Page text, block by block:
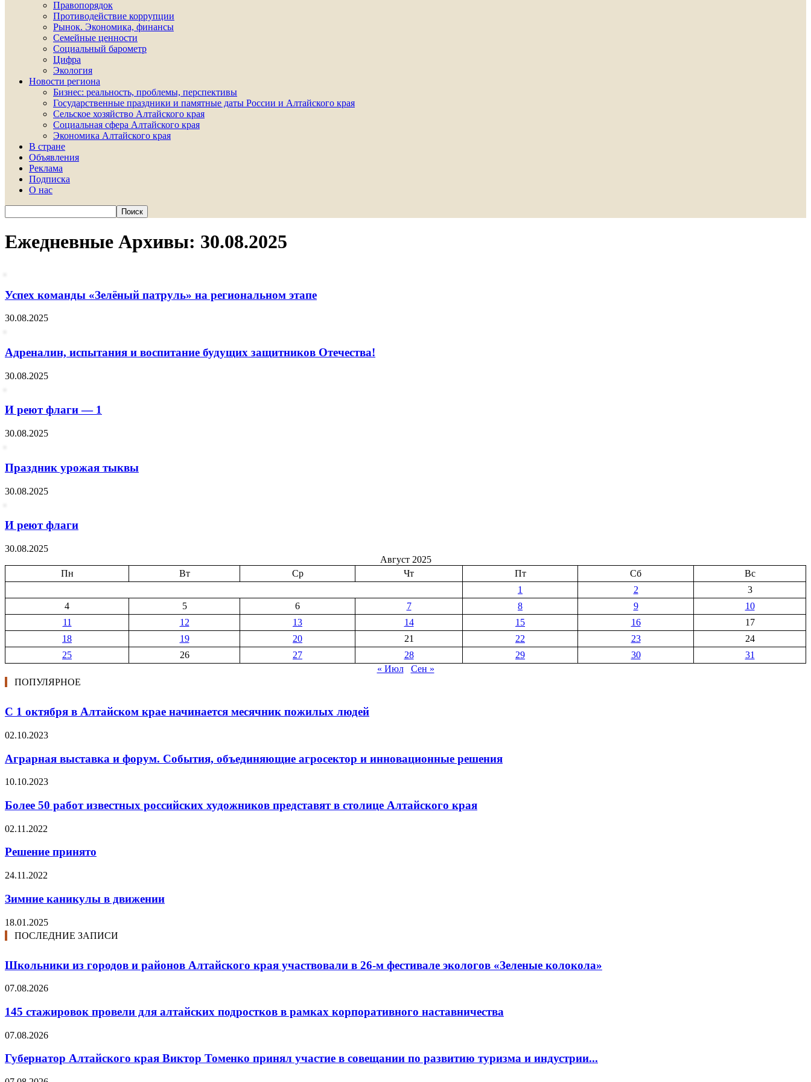
Правопорядок
Противодействие коррупции
Рынок. Экономика, финансы
Семейные ценности
Социальный барометр
Цифра
Экология
Новости региона
Бизнес: реальность, проблемы, перспективы
Государственные праздники и памятные даты России и Алтайского края
Сельское хозяйство Алтайского края
Социальная сфера Алтайского края
Экономика Алтайского края
В стране
Объявления
Реклама
Подписка
О нас
Ежедневные Архивы: 30.08.2025
Успех команды «Зелёный патруль» на региональном этапе
30.08.2025
Адреналин, испытания и воспитание будущих защитников Отечества!
30.08.2025
И реют флаги — 1
30.08.2025
Праздник урожая тыквы
30.08.2025
И реют флаги
30.08.2025
Август 2025
Пн
Вт Ср Чт Пт Сб
Вс
1
2
3
4
5 6 7 8 9
10
11
12 13 14 15 16
17
18
19 20 21 22 23
24
25
26 27 28 29 30
31
« Июл
Сен »
ПОПУЛЯРНОЕ
С 1 октября в Алтайском крае начинается месячник пожилых людей
02.10.2023
Аграрная выставка и форум. События, объединяющие агросектор и инновационные решения
10.10.2023
Более 50 работ известных российских художников представят в столице Алтайского края
02.11.2022
Решение принято
24.11.2022
Зимние каникулы в движении
18.01.2025
ПОСЛЕДНИЕ ЗАПИСИ
Школьники из городов и районов Алтайского края участвовали в 26-м фестивале экологов «Зеленые колокола»
07.08.2026
145 стажировок провели для алтайских подростков в рамках корпоративного наставничества
07.08.2026
Губернатор Алтайского края Виктор Томенко принял участие в совещании по развитию туризма и индустрии...